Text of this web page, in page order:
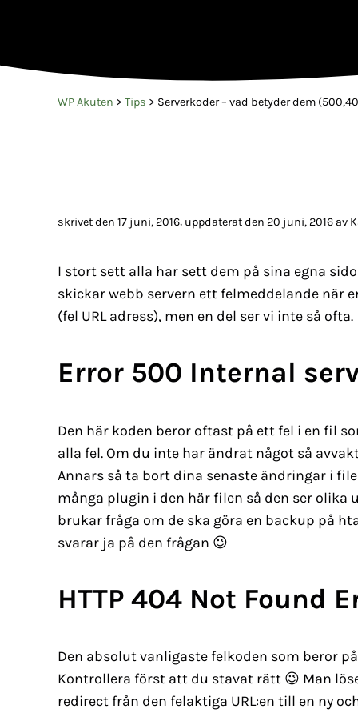
WP Akuten > Tips > Serverkoder – vad betyder dem
skrivet den 17 juni, 2016, uppdaterat den 20 juni, 2016 av
I stort sett alla har sett dem på sina egna
skickar webb servern ett felmeddelande när
(fel URL adress), men en del ser vi inte så ofta.
Error 500 Internal
Den här koden beror oftast på ett fel i en fil
alla fel. Om du inte har ändrat något så
Annars så ta bort dina senaste ändringar i
många plugin i den här filen så den ser
brukar fråga om de ska göra en backup på
svarar ja på den frågan 😉
HTTP 404 Not Found
Den absolut vanligaste felkoden som beror
Kontrollera först att du stavat rätt 😉 Man
redirect från den felaktiga URL:en till en ny